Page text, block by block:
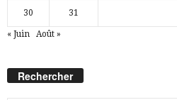
30 31
« Juin Août »
Rechercher